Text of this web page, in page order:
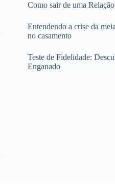
Como sair de uma
Entendendo a crise da
no casamento
Teste de Fidelidade:
Enganado